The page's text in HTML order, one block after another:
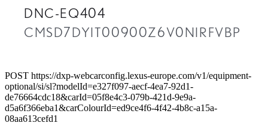
DNC-EQ404
CMSD7DYIT00900Z6V0NIRFVBP
POST https://dxp-webcarconfig.lexus-europe.com/v1/equipment-
optional/si/sl?modelId=e327f097-aecf-4ea7-92d1-
de76664cdc18&carId=05f8e4c3-079b-421d-9e9a-
d5a6f366eba1&carColourId=ed9ce4f6-4f42-4b8c-a15a-
08aa613cefd1